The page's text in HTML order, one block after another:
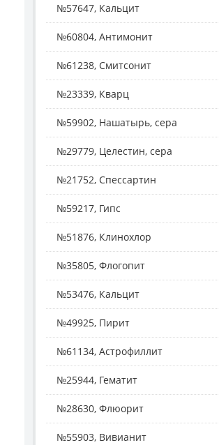
№57647, Кальцит
№60804, Антимонит
№61238, Смитсонит
№23339, Кварц
№59902, Нашатырь, сера
№29779, Целестин, сера
№21752, Спессартин
№59217, Гипс
№51876, Клинохлор
№35805, Флогопит
№53476, Кальцит
№49925, Пирит
№61134, Астрофиллит
№25944, Гематит
№28630, Флюорит
№55903, Вивианит